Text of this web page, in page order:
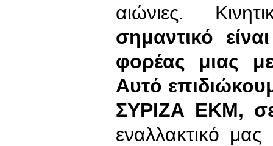
αιώνιες.
σημαντικό
φορέας μιας
Αυτό
ΣΥΡΙΖΑ ΕΚΜ, σε
εναλλακτικό μας